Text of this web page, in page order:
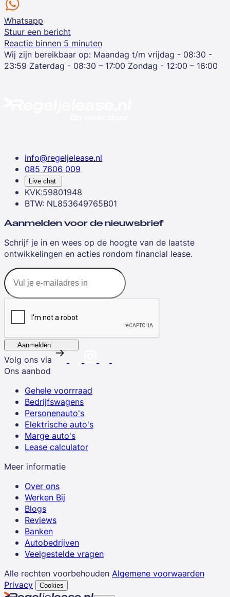
Whatsapp
Stuur een bericht
Reactie binnen 5 minuten
Wij zijn bereikbaar op: Maandag t/m vrijdag - 08:30 -
23:59 Zaterdag - 08:30 – 17:00 Zondag - 12:00 – 16:00
info@regeljelease.nl
085 7606 009
Live chat
KVK:59801948
BTW: NL853649765B01
Aanmelden voor de nieuwsbrief
Schrijf je in en wees op de hoogte van de laatste
ontwikkelingen en acties rondom financial lease.
Aanmelden
Volg ons via
Ons aanbod
Gehele voorrraad
Bedrijfswagens
Personenauto's
Elektrische auto's
Marge auto's
Lease calculator
Meer informatie
Over ons
Werken Bij
Blogs
Reviews
Banken
Autobedrijven
Veelgestelde vragen
Alle rechten voorbehouden Algemene voorwaarden
Privacy
Cookies